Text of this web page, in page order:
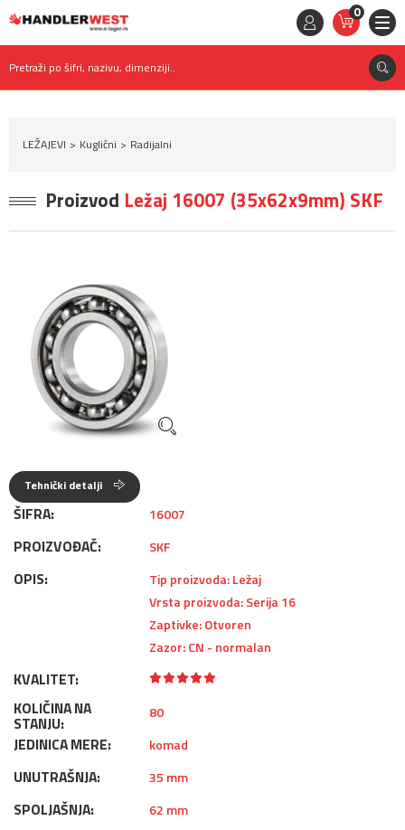
0
STAVKE
0,
RSD
Pretraži po šifri, nazivu, dimenziji..
LEŽAJEVI Kuglični Radijalni
Proizvod Ležaj 16007 (35x62x9mm) SKF
Tehnički detalji
ŠIFRA: 16007
PROIZVOĐAČ: SKF
OPIS:
Tip proizvoda: Ležaj
Vrsta proizvoda: Serija 16
Zaptivke: Otvoren
Zazor: CN - normalan
KVALITET:
KOLIČINA NA
STANJU:
80
JEDINICA MERE: komad
UNUTRAŠNJA: 35 mm
SPOLJAŠNJA: 62 mm